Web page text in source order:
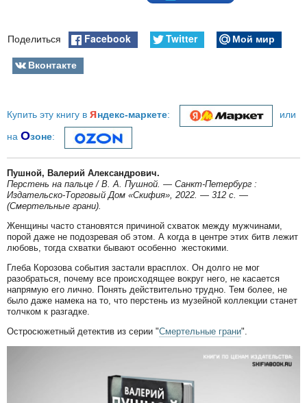
Поделиться Facebook Twitter
Мой мир
Вконтакте
Купить эту книгу в яндекс-маркете: или
на Озоне:
Пушной, Валерий Александрович.
Перстень на пальце / В. А. Пушной. — Санкт-Петербург :
Издательско-Торговый Дом «Скифия», 2022. — 312 с. —
(Смертельные грани).
Женщины часто становятся причиной схваток между мужчинами,
порой даже не подозревая об этом. А когда в центре этих битв лежит
любовь, тогда схватки бывают особенно жестокими.
Глеба Корозова события застали врасплох. Он долго не мог
разобраться, почему все происходящее вокруг него, не касается
напрямую его лично. Понять действительно трудно. Тем более, не
было даже намека на то, что перстень из музейной коллекции станет
толчком к разгадке.
Остросюжетный детектив из серии "Смертельные грани".